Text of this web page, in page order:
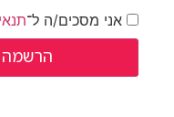
אני מסכים/ה ל־